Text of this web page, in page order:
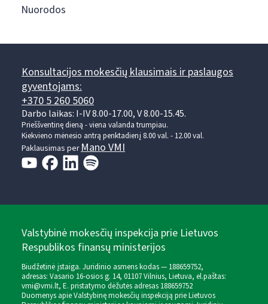
Nuorodos
Konsultacijos mokesčių klausimais ir paslaugos
gyventojams:
+370 5 260 5060
Darbo laikas: I-IV 8.00-17.00, V 8.00-15.45.
Prieššventinę dieną - viena valanda trumpiau.
Kiekvieno mėnesio antrą penktadienį 8.00 val. - 12.00 val.
Paklausimas per Mano VMI
Valstybinė mokesčių inspekcija prie Lietuvos
Respublikos finansų ministerijos
Biudžetinė įstaiga. Juridinio asmens kodas — 188659752,
adresas: Vasario 16-osios g. 14, 01107 Vilnius, Lietuva, el.paštas:
vmi@vmi.lt, E. pristatymo dėžutės adresas 188659752
Duomenys apie Valstybinę mokesčių inspekciją prie Lietuvos